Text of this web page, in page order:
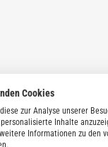
Cookies
zur Analyse unserer
Inhalte
Informationen zu den